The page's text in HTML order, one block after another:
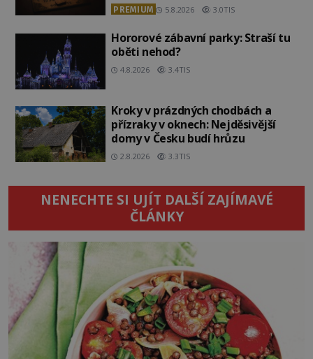
PREMIUM 5.8.2026 3.0TIS
Hororové zábavní parky: Straší tu
oběti nehod?
4.8.2026 3.4TIS
Kroky v prázdných chodbách a
přízraky v oknech: Nejděsivější
domy v Česku budí hrůzu
2.8.2026 3.3TIS
NENECHTE SI UJÍT DALŠÍ ZAJÍMAVÉ
ČLÁNKY